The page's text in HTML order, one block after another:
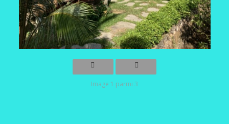
Image 1 parmi 3